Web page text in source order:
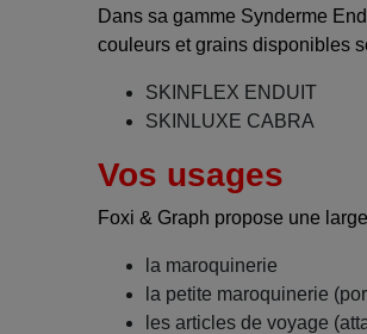
Dans sa gamme Synderme
couleurs et grains disponibles
SKINFLEX ENDUIT
SKINLUXE CABRA
Vos usages
Foxi & Graph propose une
la maroquinerie
la petite maroquinerie
les articles de voyage